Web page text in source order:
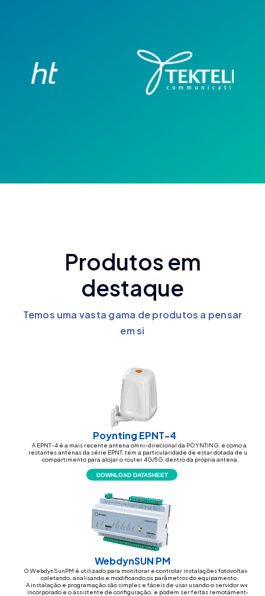
Produtos em
destaque
Temos uma vasta gama de produtos a pensar
em si
WebdynSUN PM
Poynting EPNT-4
O WebdynSunPM é utilizado para monitorar e controlar instalações fotovoltaicas
coletando, analisando e modificando os parâmetros do equipamento.
A instalação e programação são simples e fáceis de usar usando o servidor web
incorporado e o assistente de configuração, e podem ser feitas remotamente.
A EPNT-4 é a mais recente antena omni-direcional da POYNTING, e como as
restantes antenas da série EPNT, tem a particularidade de estar dotada de um
compartimento para alojar o router 4G/5G, dentro da própria antena.
DOWNLOAD DATASHEET